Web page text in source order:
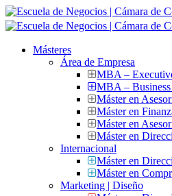
Másteres
Área de Empresa
MBA –
MBA –
Máster en
Máster en
Máster en
Máster en
Internacional
Máster en
Máster en
Marketing | Diseño